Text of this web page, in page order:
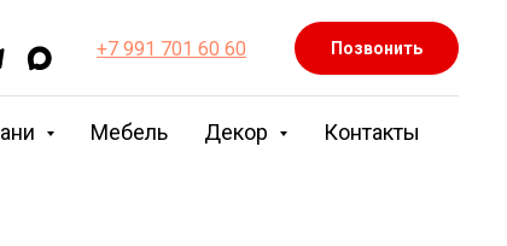
+7 991 701 60 60 Позвонить
Мебель Декор Контакты